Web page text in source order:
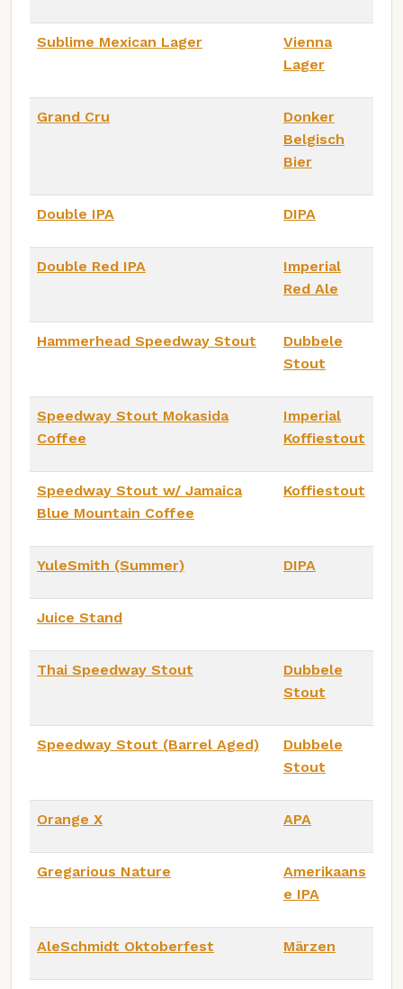
Sublime Mexican Lager
Vienna
Lager
Grand Cru
Donker
Belgisch
Bier
Double IPA DIPA
Double Red IPA
Imperial
Red Ale
Hammerhead Speedway Stout
Dubbele
Stout
Speedway Stout Mokasida
Coffee
Imperial
Koffiestout
Speedway Stout w/ Jamaica
Blue Mountain Coffee
Koffiestout
YuleSmith (Summer) DIPA
Juice Stand
Thai Speedway Stout
Dubbele
Stout
Speedway Stout (Barrel Aged)
Dubbele
Stout
Orange X APA
Gregarious Nature
Amerikaans
e IPA
AleSchmidt Oktoberfest Märzen